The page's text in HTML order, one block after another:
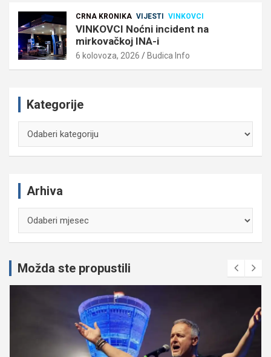
CRNA KRONIKA VIJESTI VINKOVCI
VINKOVCI Noćni incident na
mirkovačkoj INA-i
6 kolovoza, 2026 Budica Info
Kategorije
Arhiva
Možda ste propustili